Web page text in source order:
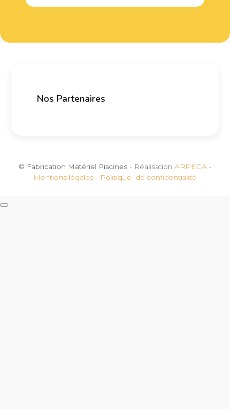
Nos Partenaires
© Fabrication Matériel Piscines - Réalisation ARPEGA -
Mentions légales - Politique de confidentialité